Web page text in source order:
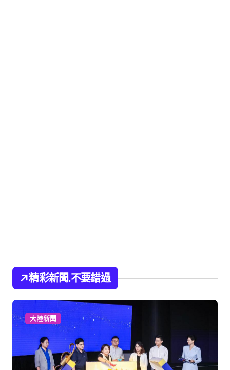
精彩新聞.不要錯過
大陸新聞